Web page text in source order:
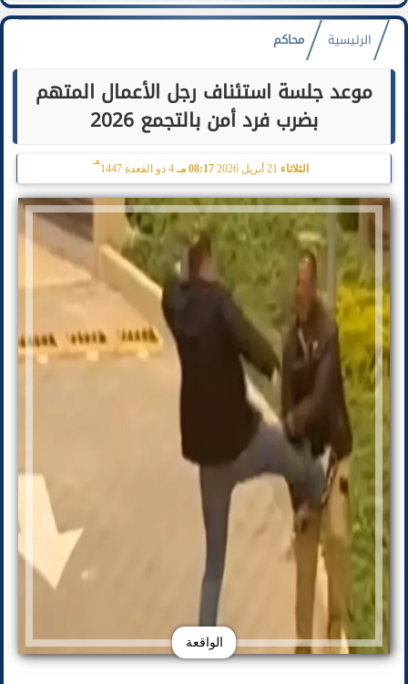
الرئيسية محاكم
موعد جلسة استئناف رجل الأعمال المتهم
بضرب فرد أمن بالتجمع 2026
الثلاثاء 08:17 مـ 4 ذو القعدة 1447
هـ
الواقعة